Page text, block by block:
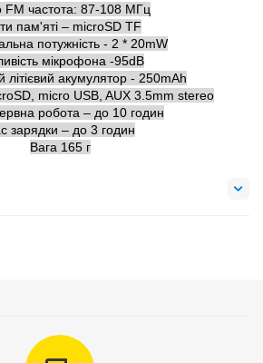
FM частота: 87-108 МГц
пам'яті – microSD TF
потужність - 2 * 20mW
мікрофона -95dB
літієвий акумулятор - 250mAh
micro USB, AUX 3.5mm stereo
робота – до 10 годин
зарядки – до 3 годин
Вага 165 г